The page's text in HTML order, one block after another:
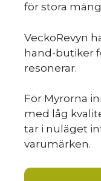
för stora
VeckoRevyn
hand-butiker
resonerar.
För Myrorna
med låg
tar i nuläget
varumärken.